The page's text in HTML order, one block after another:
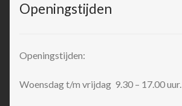
Openingstijden
Openingstijden:
Woensdag t/m vrijdag 9.30 – 17.00 uur.